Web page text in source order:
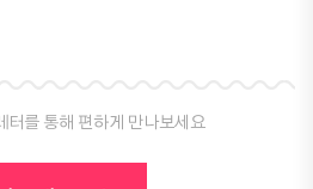
터를 통해 편하게 만나보세요